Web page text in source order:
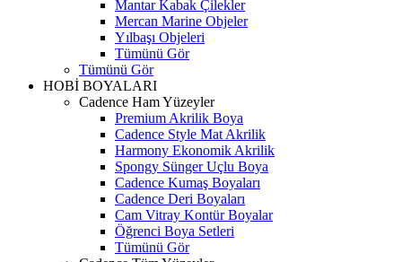
Mantar Kabak Çilekler
Mercan Marine Objeler
Yılbaşı Objeleri
Tümünü Gör
Tümünü Gör
HOBİ BOYALARI
Cadence Ham Yüzeyler
Premium Akrilik Boya
Cadence Style Mat Akrilik
Harmony Ekonomik Akrilik
Spongy Sünger Uçlu Boya
Cadence Kumaş Boyaları
Cadence Deri Boyaları
Cam Vitray Kontür Boyalar
Öğrenci Boya Setleri
Tümünü Gör